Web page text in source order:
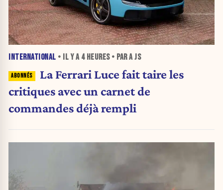
INTERNATIONAL • IL Y A 4 HEURES• PAR A JS
La Ferrari Luce fait taire les
critiques avec un carnet de
commandes déjà rempli